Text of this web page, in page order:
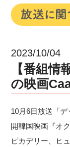
2023/10/04
【番組情
の映画
10月6日放送「
開韓国映画『オ
ピカデリー、ヒ